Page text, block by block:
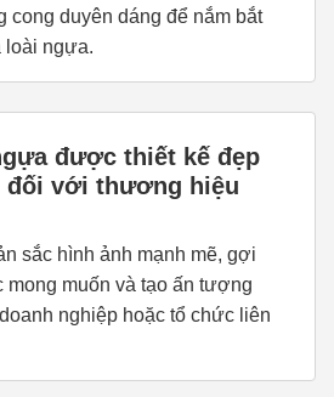
cong duyên dáng để nắm bắt
loài ngựa.
được thiết kế đẹp
đối với thương hiệu
sắc hình ảnh mạnh mẽ, gợi
mong muốn và tạo ấn tượng
nghiệp hoặc tổ chức liên